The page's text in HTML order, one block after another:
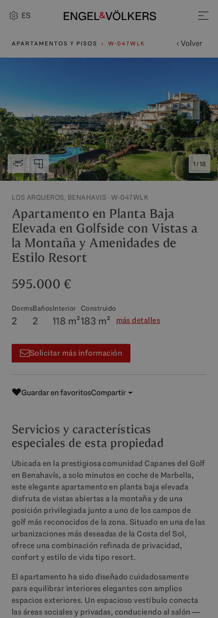
ES
APARTAMENTOS Y PISOS W-047WLK ‹ Volver
1 / 18
LOS ARQUEROS, BENAHAVIS · W-047WLK
Apartamento en Planta Baja
Elevada en Golfside con Vistas a
la Montaña y Amenidades de
Estilo Resort
595.000 €
Dorms
2
Baños
2
Interior
118 m²
Construido
183 m² más detalles
Solicitar más información
Guardar en favoritosCompartir
Servicios y características
especiales de esta propiedad
Ubicada en la prestigiosa comunidad Capanes del Golf
en Benahavís, a solo minutos en coche de Marbella,
este elegante apartamento en planta baja elevada
disfruta de vistas abiertas a la montaña y de una
posición privilegiada junto a uno de los campos de
golf más reconocidos de la zona. Situado en una de las
urbanizaciones más deseadas de la Costa del Sol,
ofrece una combinación refinada de privacidad,
confort y estilo de vida tipo resort.
El apartamento ha sido diseñado cuidadosamente
para equilibrar interiores elegantes con amplios
espacios exteriores. Un espacioso vestíbulo conecta
las áreas sociales y privadas, conduciendo al salón —